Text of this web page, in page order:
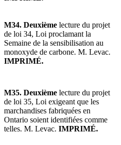
M34. Deuxième lecture du projet
de loi 34, Loi proclamant la
Semaine de la sensibilisation au
monoxyde de carbone. M. Levac.
IMPRIMÉ.
M35. Deuxième lecture du projet
de loi 35, Loi exigeant que les
marchandises fabriquées en
Ontario soient identifiées comme
telles. M. Levac. IMPRIMÉ.